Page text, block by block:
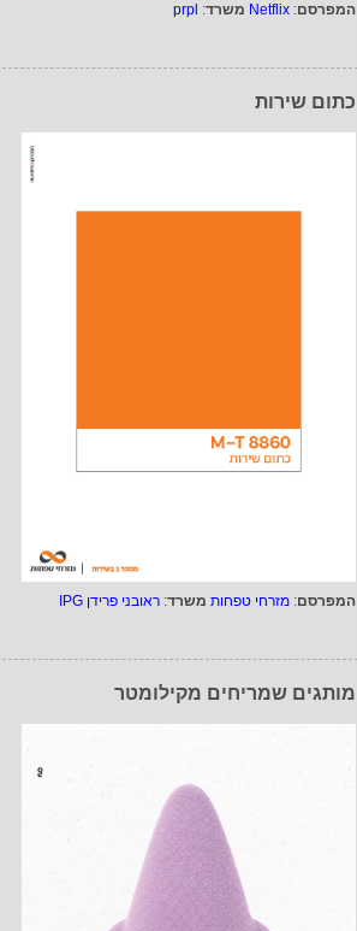
המפרסם:
Netflix משרד:
prpl
כתום שירות
המפרסם: מזרחי טפחות משרד: ראובני פרידן IPG
מותגים שמריחים מקילומטר